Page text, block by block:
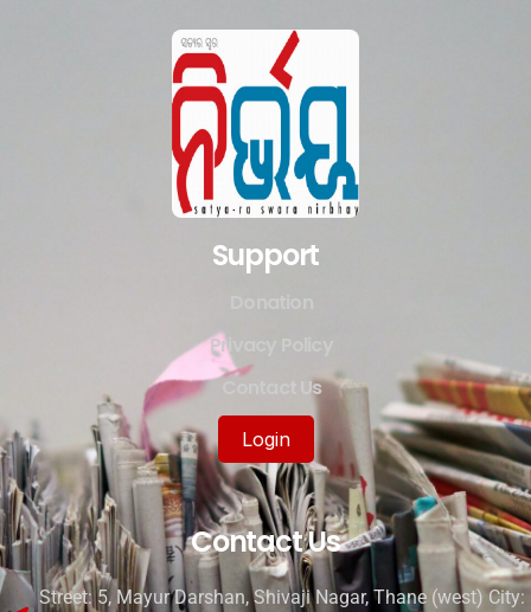
Support
Privacy Policy
Contact Us
Login
Contact Us
Street: 5, Mayur Darshan, Shivaji Nagar, Thane (west) City: